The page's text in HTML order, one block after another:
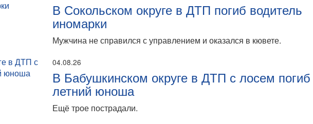
В Сокольском округе в ДТП погиб водитель
иномарки
Мужчина не справился с управлением и оказался в кювете.
04.08.26
В Бабушкинском округе в ДТП с лосем
летний юноша
Ещё трое пострадали.